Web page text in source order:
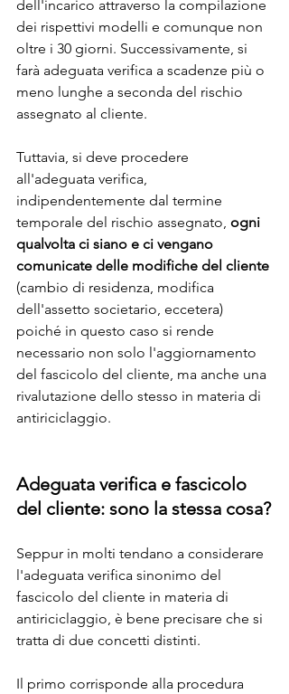
dell'incarico attraverso la compilazione
dei rispettivi modelli e comunque non
oltre i 30 giorni. Successivamente, si
farà adeguata verifica a scadenze più o
meno lunghe a seconda del rischio
assegnato al cliente.
Tuttavia, si deve procedere
all'adeguata verifica,
indipendentemente dal termine
temporale del rischio assegnato, ogni
qualvolta ci siano e ci vengano
comunicate delle modifiche del cliente
(cambio di residenza, modifica
dell'assetto societario, eccetera)
poiché in questo caso si rende
necessario non solo l'aggiornamento
del fascicolo del cliente, ma anche una
rivalutazione dello stesso in materia di
antiriciclaggio.
Adeguata verifica e fascicolo
del cliente: sono la stessa cosa?
Seppur in molti tendano a considerare
l'adeguata verifica sinonimo del
fascicolo del cliente in materia di
antiriciclaggio, è bene precisare che si
tratta di due concetti distinti.
Il primo corrisponde alla procedura